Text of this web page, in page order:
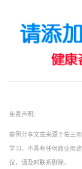
免责声明：
案例分享文章来源于佑三
学习，不具有任何商业用
议，请及时联系删除。